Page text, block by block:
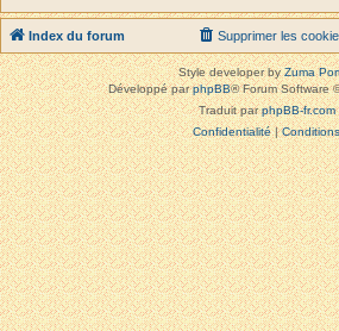
Index du forum Supprimer les
Style developer byZuma
Développé parphpBB® Forum Software
Traduit parphpBB-fr.com
Confidentialité|Conditions